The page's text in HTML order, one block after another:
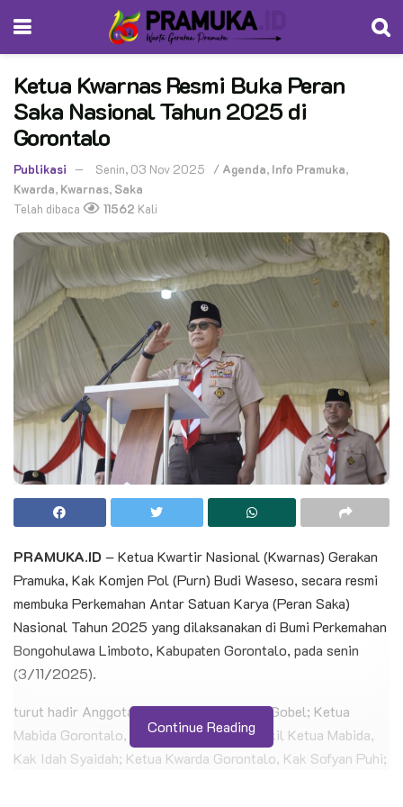
Ketua Kwarnas Resmi Buka Peran
Saka Nasional Tahun 2025 di
Gorontalo
Publikasi Senin, 03 Nov 2025 / Agenda, Info Pramuka,
Kwarda, Kwarnas, Saka
Telah dibaca
11562 Kali
PRAMUKA.ID – Ketua Kwartir Nasional (Kwarnas) Gerakan
Pramuka, Kak Komjen Pol (Purn) Budi Waseso, secara resmi
membuka Perkemahan Antar Satuan Karya (Peran Saka)
Nasional Tahun 2025 yang dilaksanakan di Bumi Perkemahan
Bongohulawa Limboto, Kabupaten Gorontalo, pada senin
(3/11/2025).
turut hadir Anggota DPR RI Kak Rachmat Gobel; Ketua
Mabida Gorontalo, Kak Gusnar Ismail; Wakil Ketua Mabida,
Kak Idah Syaidah; Ketua Kwarda Gorontalo, Kak Sofyan Puhi;
Continue Reading